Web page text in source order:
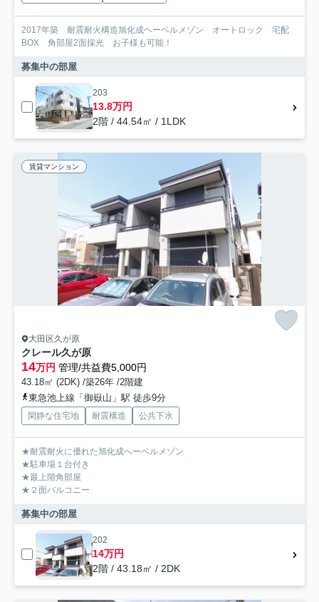
2017年築 耐震耐火構造旭化成ヘーベルメゾン オートロック 宅配
BOX 角部屋2面採光 お子様も可能！
募集中の部屋
203
13.8万円
2階 / 44.54㎡ / 1LDK
賃貸マンション
大田区久が原
クレール久が原
14万円 管理/共益費5,000円
43.18㎡ (2DK) /築26年 /2階建
東急池上線「御嶽山」駅 徒歩9分
閑静な住宅地 耐震構造 公共下水
★耐震耐火に優れた旭化成へーベルメゾン
★駐車場１台付き
★最上階角部屋
★２面バルコニー
募集中の部屋
202
14万円
2階 / 43.18㎡ / 2DK